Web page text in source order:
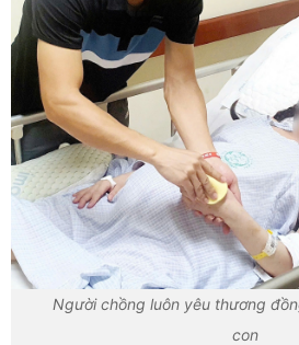
Người chồng luôn yêu thương
con